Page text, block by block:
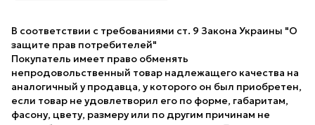
В соответствии с требованиями ст. 9 Закона Украины "О
защите прав потребителей"
Покупатель имеет право обменять
непродовольственный товар надлежащего качества на
аналогичный у продавца, у которого он был приобретен,
если товар не удовлетворил его по форме, габаритам,
фасону, цвету, размеру или по другим причинам не